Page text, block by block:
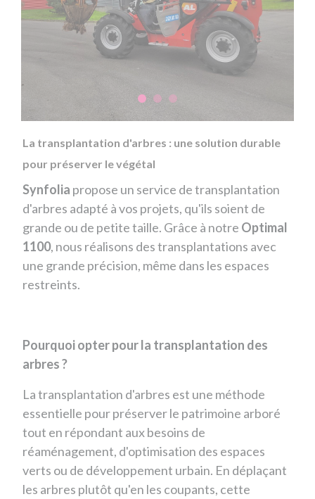
La transplantation d'arbres : une solution durable
pour préserver le végétal
Synfolia propose un service de transplantation
d'arbres adapté à vos projets, qu'ils soient de
grande ou de petite taille. Grâce à notre Optimal
1100, nous réalisons des transplantations avec
une grande précision, même dans les espaces
restreints.
Pourquoi opter pour la transplantation des
arbres ?
La transplantation d'arbres est une méthode
essentielle pour préserver le patrimoine arboré
tout en répondant aux besoins de
réaménagement, d'optimisation des espaces
verts ou de développement urbain. En déplaçant
les arbres plutôt qu'en les coupants, cette